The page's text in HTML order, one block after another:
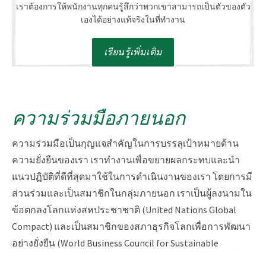
เราต้องการให้พนักงานทุกคนรู้สึกว่าพวกเขาสามารถเป็นตัวของตัว
เองได้อย่างแท้จริงในที่ทำงาน
เรียนรู้เพิ่มเติม
ความร่วมมือภายนอก
ความร่วมมือเป็นกุญแจสำคัญในการบรรลุเป้าหมายด้าน
ความยั่งยืนของเรา เราทำงานเพื่อขยายผลกระทบและนำ
แนวปฏิบัติที่ดีที่สุดมาใช้ในการดำเนินงานของเรา โดยการมี
ส่วนร่วมและเป็นสมาชิกในกลุ่มภายนอก เราเป็นผู้ลงนามใน
ข้อตกลงโลกแห่งสหประชาชาติ (United Nations Global
Compact) และเป็นสมาชิกของสภาธุรกิจโลกเพื่อการพัฒนา
อย่างยั่งยืน (World Business Council for Sustainable